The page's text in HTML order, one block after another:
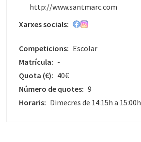
http://www.santmarc.com
Xarxes socials:
Competicions: Escolar
Matrícula: -
Quota (€): 40€
Número de quotes: 9
Horaris: Dimecres de 14:15h a 15:00h